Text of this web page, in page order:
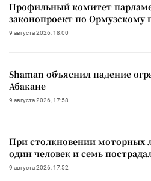
Профильный комитет
законопроект по Ормузскому
9 августа 2026, 18:00
Shaman объяснил падение
Абакане
9 августа 2026, 17:58
При столкновении моторных
один человек и семь
9 августа 2026, 17:52